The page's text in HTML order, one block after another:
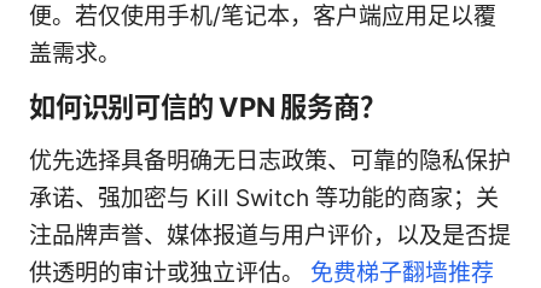
便。若仅使用手机/笔记本，客户端应用足以覆
盖需求。
如何识别可信的 VPN 服务商？
优先选择具备明确无日志政策、可靠的隐私保护
承诺、强加密与 Kill Switch 等功能的商家；关
注品牌声誉、媒体报道与用户评价，以及是否提
供透明的审计或独立评估。 免费梯子翻墙推荐